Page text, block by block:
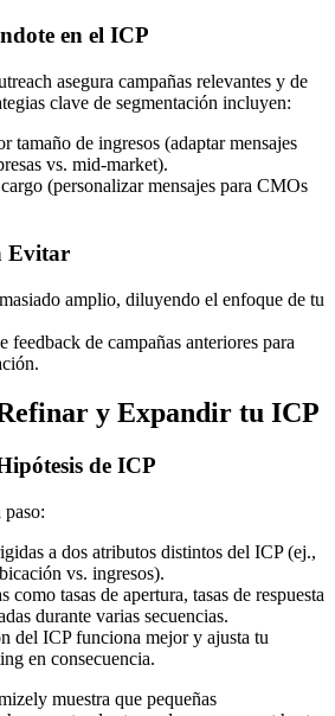
en el ICP
asegura campañas relevantes y de
clave de segmentación incluyen:
tamaño de ingresos (adaptar mensajes
vs. mid-market).
(personalizar mensajes para CMOs
Evitar
amplio, diluyendo el enfoque de tu
feedback de campañas anteriores para
y Expandir tu ICP
de ICP
paso:
a dos atributos distintos del ICP (ej.,
vs. ingresos).
como tasas de apertura, tasas de respuesta
durante varias secuencias.
del ICP funciona mejor y ajusta tu
en consecuencia.
muestra que pequeñas